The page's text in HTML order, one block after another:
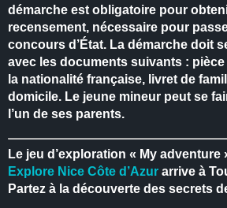
démarche est obligatoire pour
recensement, nécessaire pour
concours d’État. La démarche doit
avec les documents suivants :
la nationalité française, livret de
domicile. Le jeune mineur peut se
l’un de ses parents.
Le jeu d’exploration « My adventure
Explore Nice Côte d’Azur arrive à
Partez à la découverte des secrets